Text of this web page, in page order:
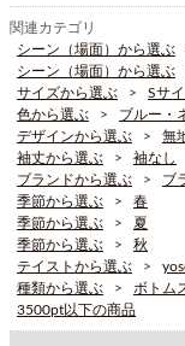
関連カテゴリ
シーン（場面）から選ぶ
シーン（場面）から選ぶ
サイズから選ぶ
Sサ
色から選ぶ
ブルー・
デザインから選ぶ
無
袖丈から選ぶ
袖なし
ブランドから選ぶ
ブ
季節から選ぶ
春
季節から選ぶ
夏
季節から選ぶ
秋
テイストから選ぶ
種類から選ぶ
ボトム
3500pt以下の商品